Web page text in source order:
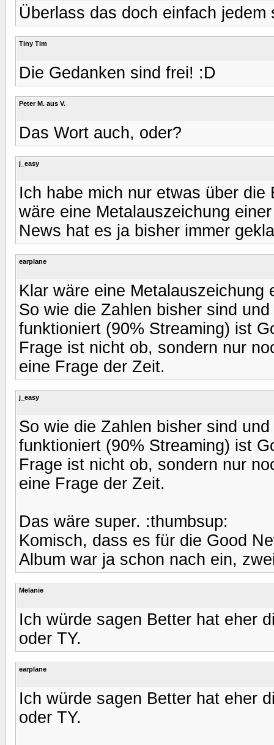
Überlass das doch einfach
Tiny Tim
Die Gedanken sind frei! :D
Peter M. aus V.
Das Wort auch, oder?
j_easy
Ich habe mich nur etwas über
wäre eine Metalauszeichung
News hat es ja bisher immer
earplane
Klar wäre eine Metalauszeichung
So wie die Zahlen bisher sind
funktioniert (90% Streaming) ist
Frage ist nicht ob, sondern nur
eine Frage der Zeit.
j_easy
So wie die Zahlen bisher sind
funktioniert (90% Streaming) ist
Frage ist nicht ob, sondern nur
eine Frage der Zeit.
Das wäre super. :thumbsup:
Komisch, dass es für die Good
Album war ja schon nach ein,
Melanie
Ich würde sagen Better hat eher
oder TY.
earplane
Ich würde sagen Better hat eher
oder TY.